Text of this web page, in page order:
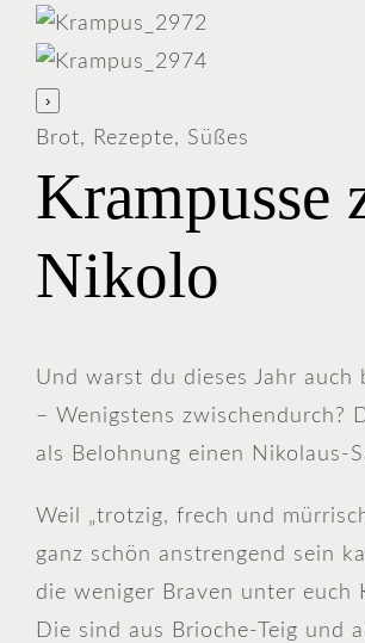
›
Brot, Rezepte, Süßes
Krampusse
Nikolo
Und warst du dieses Jahr auch
– Wenigstens zwischendurch?
als Belohnung einen Nikolaus-
Weil „trotzig, frech und
ganz schön anstrengend sein
die weniger Braven unter euch
Die sind aus Brioche-Teig und